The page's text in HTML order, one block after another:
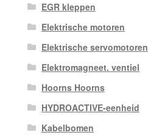
EGR kleppen
Elektrische motoren
Elektrische servomotoren
Elektromagneet. ventiel
Hoorns Hoorns
HYDROACTIVE-eenheid
Kabelbomen